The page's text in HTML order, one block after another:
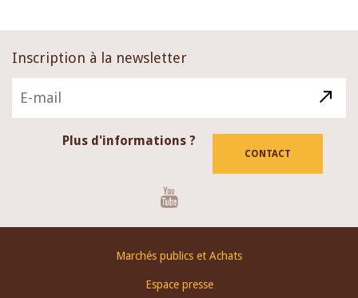
Inscription à la newsletter
Plus d'informations ?
CONTACT
Marchés publics et Achats
Espace presse